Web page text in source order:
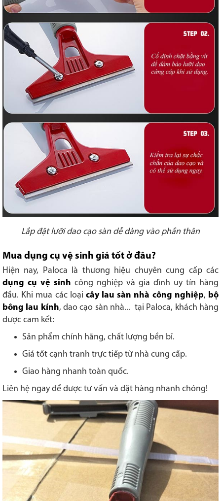
Lắp đặt lưỡi dao cạo sàn dễ dàng vào phần thân
Mua dụng cụ vệ sinh giá tốt ở đâu?
Hiện nay, Paloca là thương hiệu chuyên cung cấp các
dụng cụ vệ sinh công nghiệp và gia đình uy tín hàng
đầu. Khi mua các loại cây lau sàn nhà công nghiệp, bộ
bông lau kính, dao cạo sàn nhà... tại Paloca, khách hàng
được cam kết:
Sản phẩm chính hãng, chất lượng bền bỉ.
Giá tốt cạnh tranh trực tiếp từ nhà cung cấp.
Giao hàng nhanh toàn quốc.
Liên hệ ngay để được tư vấn và đặt hàng nhanh chóng!